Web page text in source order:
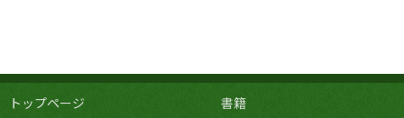
トップページ
書籍